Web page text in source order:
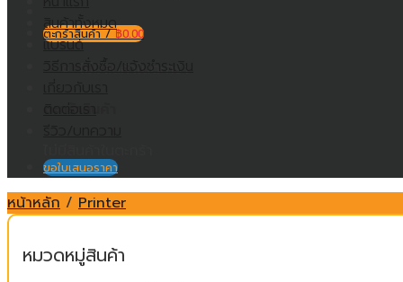
ตะกร้าสินค้า /฿0.00
ไม่มีสินค้าในตะกร้า
สินค้าทั้งหมด
แบรนด์
วิธีการสั่งซื้อ/แจ้งชำระเงิน
ขอใบเสนอราคา
หน้าหลัก / Printer
หมวดหมู่สินค้า